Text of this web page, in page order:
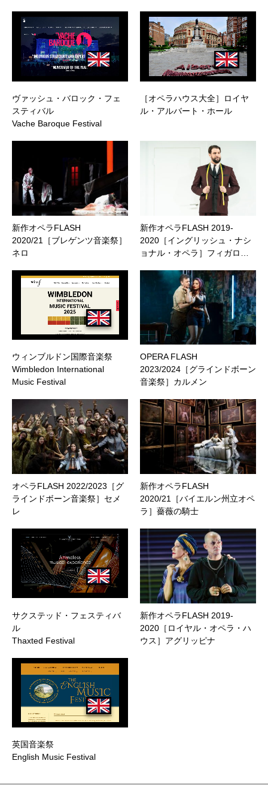
ヴァッシュ・バロック・フェ
スティバル
Vache Baroque Festival
［オペラハウス大全］ロイヤ
ル・アルバート・ホール
新作オペラFLASH
2020/21［ブレゲンツ音楽祭］
ネロ
新作オペラFLASH 2019-
2020［イングリッシュ・ナシ
ョナル・オペラ］フィガロ…
ウィンブルドン国際音楽祭
Wimbledon International
Music Festival
OPERA FLASH
2023/2024［グラインドボーン
音楽祭］カルメン
オペラFLASH 2022/2023［グ
ラインドボーン音楽祭］セメ
レ
新作オペラFLASH
2020/21［バイエルン州立オペ
ラ］薔薇の騎士
サクステッド・フェスティバ
ル
Thaxted Festival
新作オペラFLASH 2019-
2020［ロイヤル・オペラ・ハ
ウス］アグリッピナ
英国音楽祭
English Music Festival